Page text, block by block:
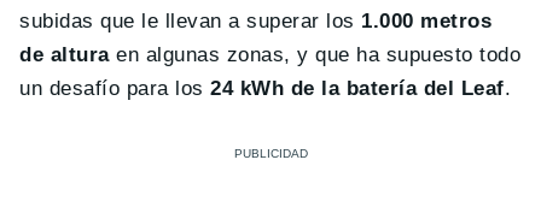
subidas que le llevan a superar los 1.000 metros
de alturaen algunas zonas, y que ha supuesto todo
un desafío para los24 kWh de la batería del Leaf.